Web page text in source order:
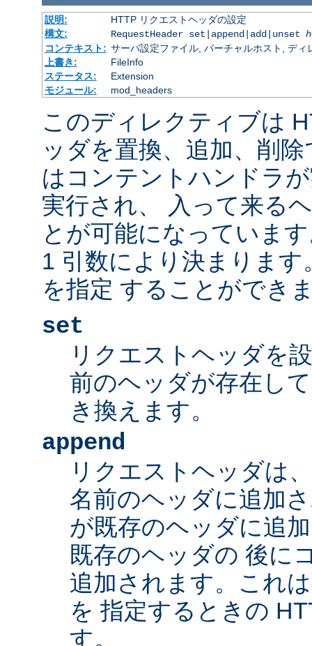
説明:
HTTP リクエストヘッダの設定
構文:
RequestHeader set|append|add|unset
コンテキスト: サーバ設定ファイル, バーチャルホスト, ディ
上書き:
FileInfo
ステータス:
Extension
モジュール:
mod_headers
このディレクティブは
ッダを置換、追加、削
はコンテントハンドラ
実行され、 入って来る
とが可能になっていま
1 引数により決まりま
を指定 することができ
set
リクエストヘッダを
前のヘッダが存在し
き換えます。
append
リクエストヘッダは
名前のヘッダに追加
が既存のヘッダに追
既存のヘッダの 後に
追加されます。これ
を 指定するときの
す。